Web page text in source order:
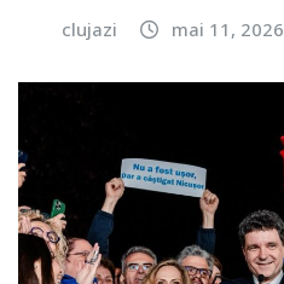
clujazi mai 11, 2026